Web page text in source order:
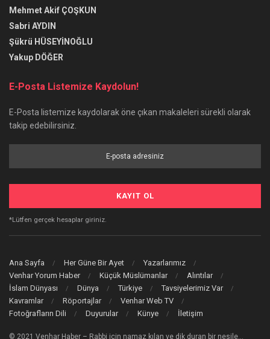
Mehmet Akif ÇOŞKUN
Sabri AYDIN
Şükrü HÜSEYİNOĞLU
Yakup DÖĞER
E-Posta Listemize Kaydolun!
E-Posta listemize kaydolarak öne çıkan makaleleri sürekli olarak
takip edebilirsiniz.
*Lütfen gerçek hesaplar giriniz.
Ana Sayfa Her Güne Bir Ayet
Yazarlarımız
Venhar Yorum Haber
Küçük Müslümanlar
Alıntılar
İslam Dünyası
Dünya Türkiye
Tavsiyelerimiz Var
Kavramlar
Röportajlar
Venhar Web TV
Fotoğrafların Dili
Duyurular Künye İletişim
© 2021 Venhar Haber – Rabbi için namaz kılan ve dik duran bir nesile…